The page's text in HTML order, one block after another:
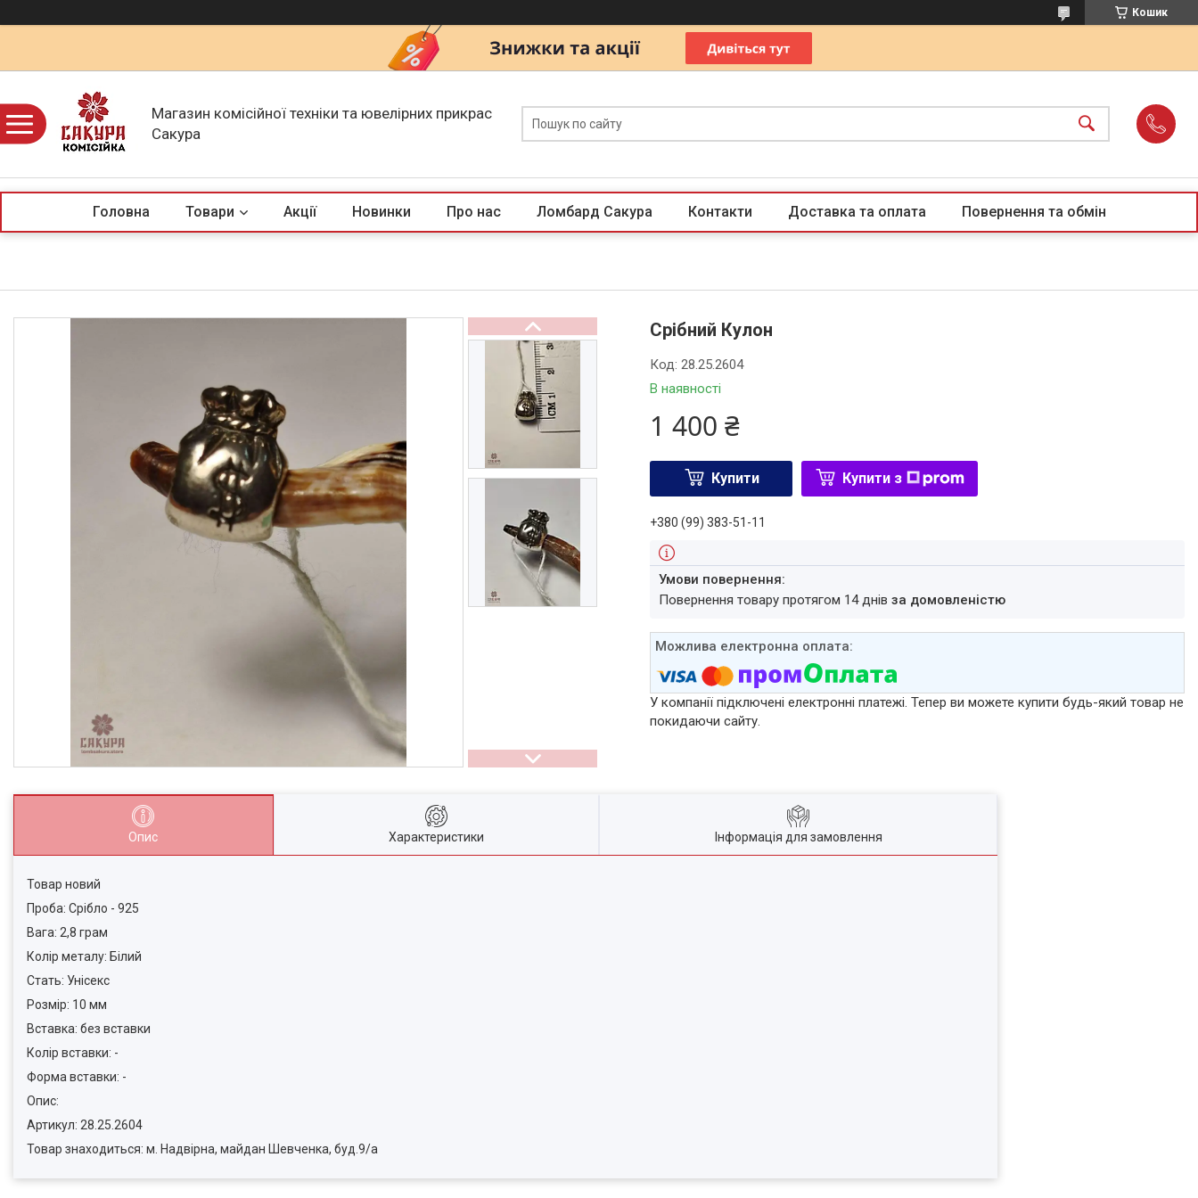
Кошик
Магазин комісійної техніки та ювелірних прикрас
Сакура
Головна Товари Акції Новинки Про нас Ломбард Сакура Контакти Доставка та оплата Повернення та обмін
Срібний Кулон
В наявності
Код:28.25.2604
1 400 ₴
Купити Купити з
+380 (99) 383-51-11
повернення товару протягом 14 днівза домовленістю
У компанії підключені електронні платежі. Тепер ви можете купити будь-який товар не
покидаючи сайту.
Опис Характеристики Інформація для замовлення
Товар новий
Проба: Срібло - 925
Вага: 2,8 грам
Колір металу: Білий
Стать: Унісекс
Розмір: 10 мм
Вставка: без вставки
Колір вставки: -
Форма вставки: -
Опис:
Артикул: 28.25.2604
Товар знаходиться: м. Надвірна, майдан Шевченка, буд.9/а